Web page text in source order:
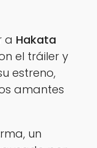
a Hakata
el tráiler y
estreno,
amantes
un